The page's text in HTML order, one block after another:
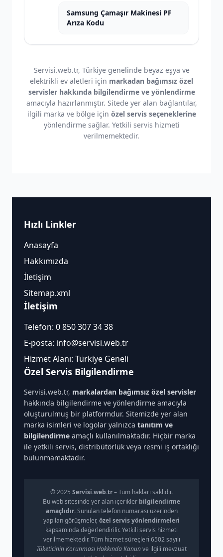
Samsung Çamaşır Makinesi PF
Arıza Kodu
Servisi.web.tr, Türkiye genelinde beyaz eşya ve
elektrikli ev aletleri için markadan bağımsız özel
servisler hakkında bilgilendirme ve yönlendirme
amacıyla hazırlanmıştır. Sitede yer alan bağlantılar,
ilgili marka ve bölge için özel servis seçeneklerine
yönlendirme sağlar. Yetkili servis hizmeti
verilmemektedir.
Hızlı Linkler
Anasayfa
Hakkımızda
İletişim
Sitemap.xml
İletişim
Telefon: 0 850 307 34 38
E-posta: info@servisi.web.tr
Hizmet Alanı: Türkiye Geneli
Özel Servis Bilgilendirme
Servisi.web.tr, markalardan bağımsız özel servisler
hakkında bilgilendirme ve yönlendirme amacıyla
oluşturulmuş bir platformdur. Sitemizde yer alan
marka isimleri ve logolar yalnızca tanıtım ve
bilgilendirme amaçlı kullanılmaktadır. Hiçbir marka
ile yetkili servis, distribütörlük veya resmi iş ortaklığı
bulunmamaktadır.
© 2025 Servisi.web.tr– Tüm hakları saklıdır.
Bu web sitesinde yer alan içerikler bilgilendirme
amaçlıdır. Sunulan telefon numarası üzerinden
yapılan görüşmeler, özel servis yönlendirmeleri
kapsamında değerlendirilir. Yetkili servis hizmeti
verilmemektedir. Tüm hizmet süreçleri 6502 sayılı
Tüketicinin Korunması Hakkında Kanunve ilgili mevzuat